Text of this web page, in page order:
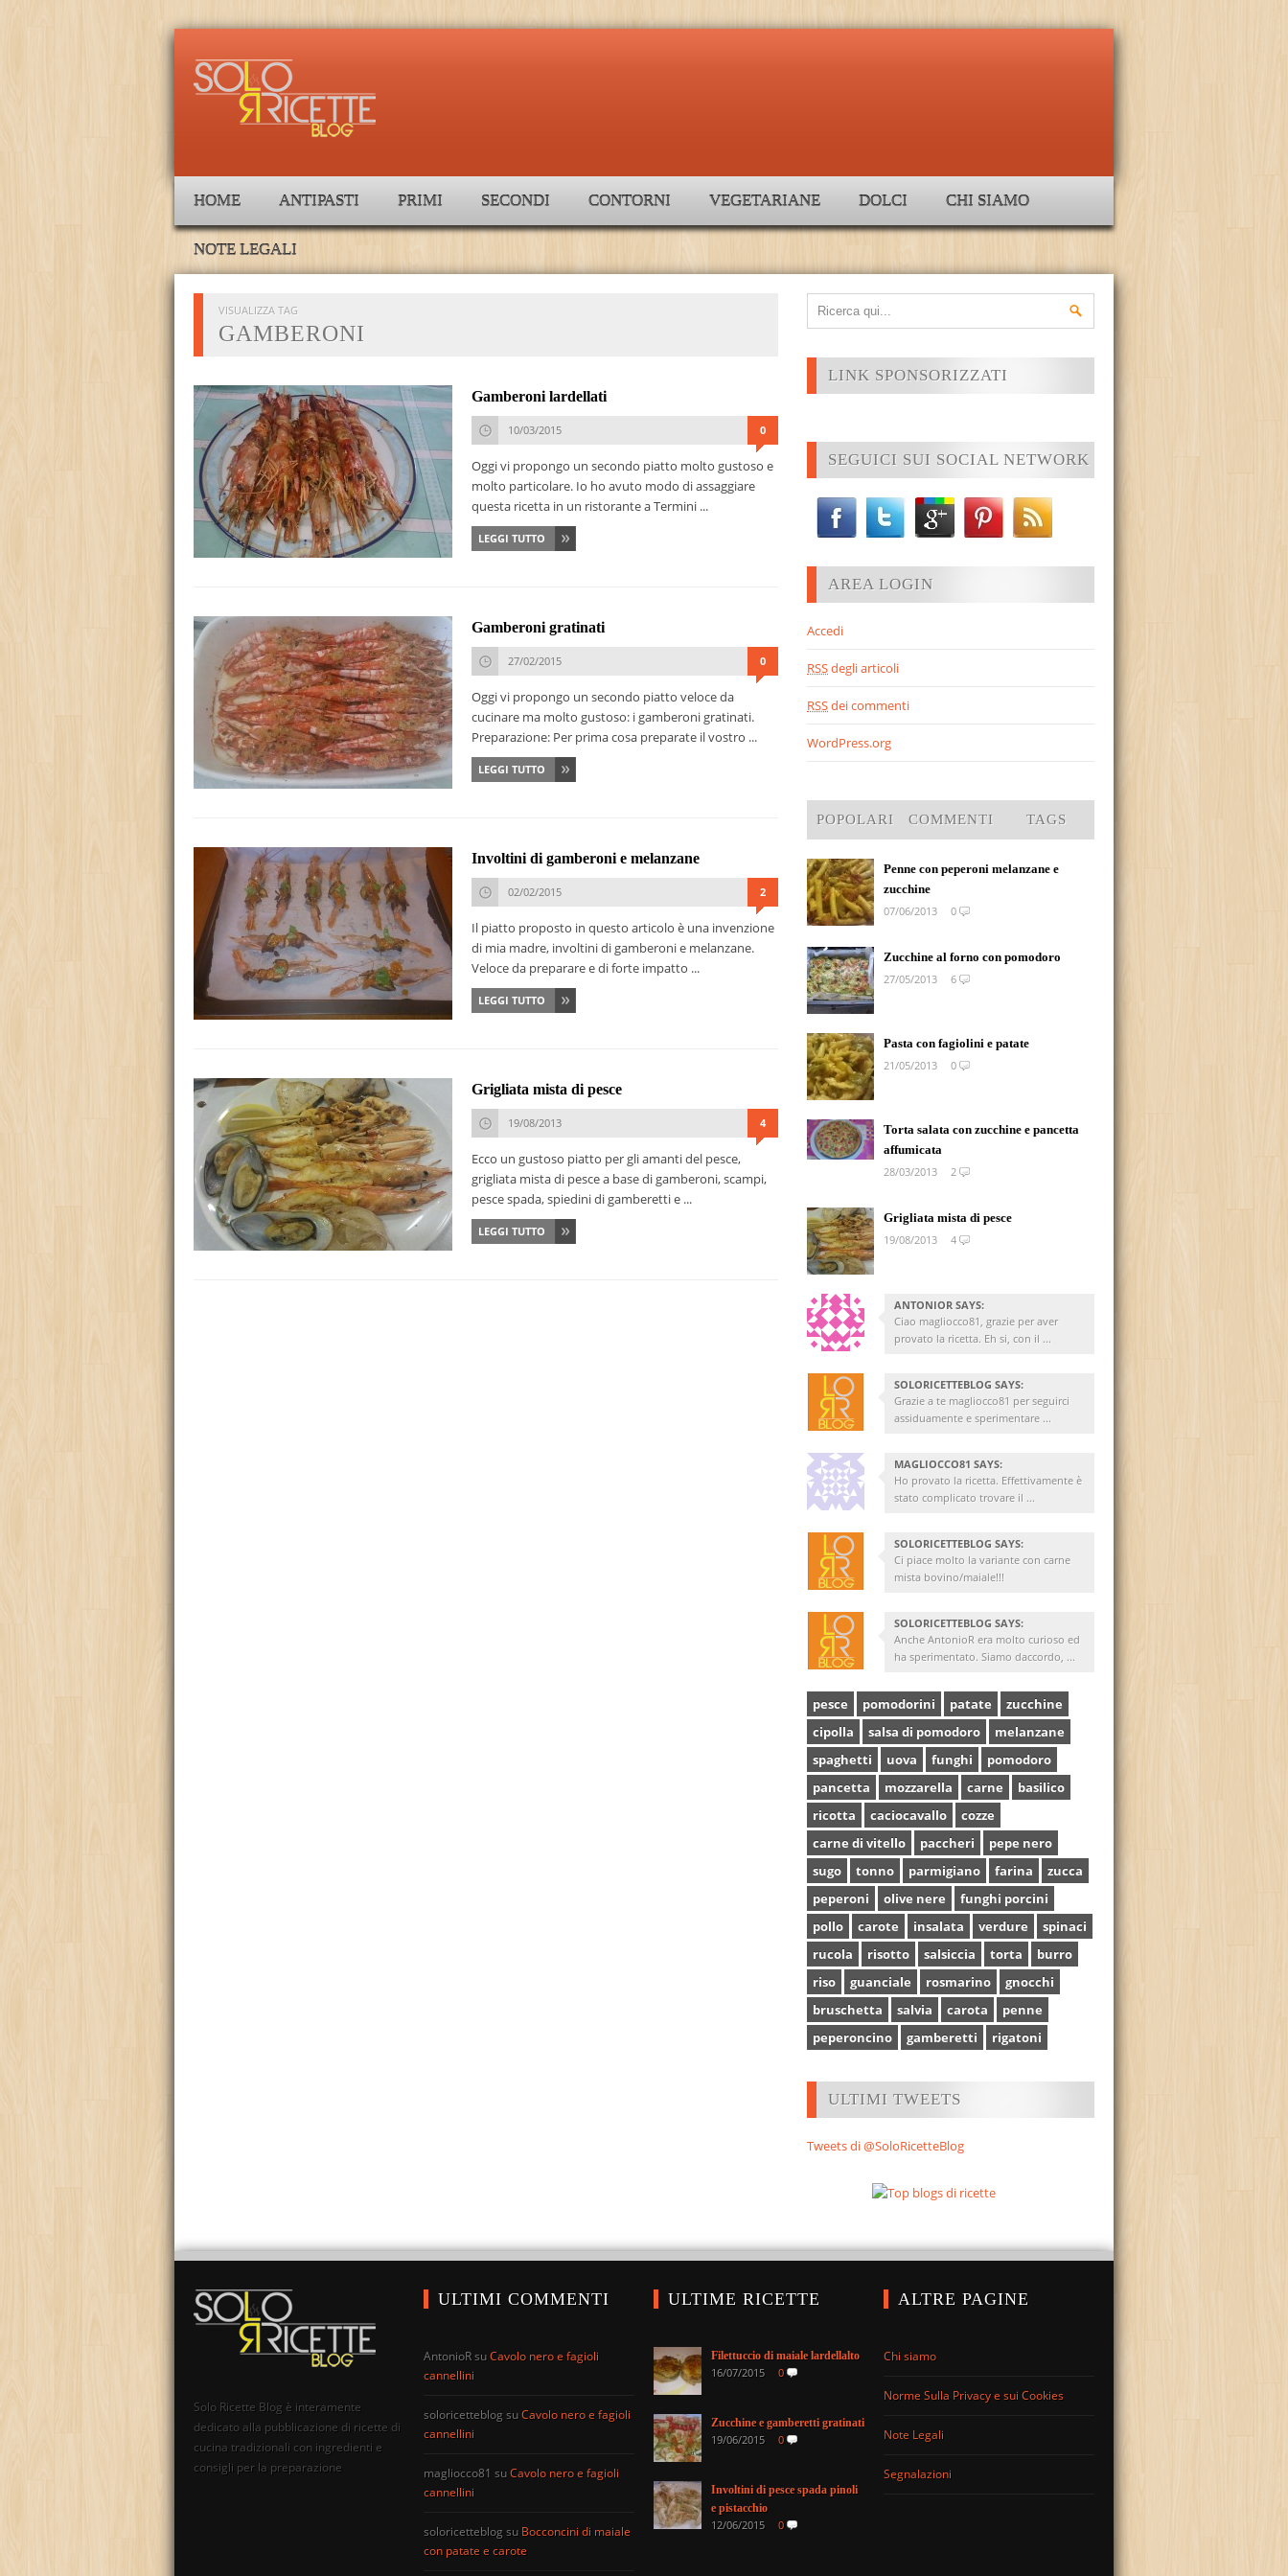
HOME ANTIPASTI PRIMI SECONDI CONTORNI VEGETARIANE DOLCI CHI SIAMO
NOTE LEGALI
VISUALIZZA TAG
GAMBERONI
Gamberoni lardellati
10/03/2015 0
Oggi vi propongo un secondo piatto molto gustoso e
molto particolare. Io ho avuto modo di assaggiare
questa ricetta in un ristorante a Termini ...
LEGGI TUTTO
Gamberoni gratinati
27/02/2015 0
Oggi vi propongo un secondo piatto veloce da
cucinare ma molto gustoso: i gamberoni gratinati.
Preparazione: Per prima cosa preparate il vostro ...
LEGGI TUTTO
Involtini di gamberoni e melanzane
02/02/2015 2
Il piatto proposto in questo articolo è una invenzione
di mia madre, involtini di gamberoni e melanzane.
Veloce da preparare e di forte impatto ...
LEGGI TUTTO
Grigliata mista di pesce
19/08/2013 4
Ecco un gustoso piatto per gli amanti del pesce,
grigliata mista di pesce a base di gamberoni, scampi,
pesce spada, spiedini di gamberetti e ...
LEGGI TUTTO
LINK SPONSORIZZATI
SEGUICI SUI SOCIAL NETWORK
AREA LOGIN
Accedi
RSSdegli articoli
RSSdei commenti
WordPress.org
POPOLARI COMMENTI TAGS
Penne con peperoni melanzane e
zucchine
07/06/2013
0
Zucchine al forno con pomodoro
27/05/2013
6
Pasta con fagiolini e patate
21/05/2013
0
Torta salata con zucchine e pancetta
affumicata
28/03/2013
2
Grigliata mista di pesce
19/08/2013
4
ANTONIOR SAYS:
Ciao magliocco81, grazie per aver
provato la ricetta. Eh si, con il ...
SOLORICETTEBLOG SAYS:
Grazie a te magliocco81 per seguirci
assiduamente e sperimentare ...
MAGLIOCCO81 SAYS:
Ho provato la ricetta. Effettivamente è
stato complicato trovare il ...
SOLORICETTEBLOG SAYS:
Ci piace molto la variante con carne
mista bovino/maiale!!!
SOLORICETTEBLOG SAYS:
Anche AntonioR era molto curioso ed
ha sperimentato. Siamo daccordo, ...
pesce pomodorini patate
zucchine
cipolla
salsa di pomodoro
melanzane
spaghetti
uova funghi
pomodoro
pancetta
mozzarella carne
basilico
ricotta
caciocavallo
cozze
carne di vitello
paccheri
pepe nero
sugo
tonno parmigiano farina
zucca
peperoni
olive nere
funghi porcini
pollo
carote insalata verdure
spinaci
rucola
risotto salsiccia torta
burro
riso
guanciale rosmarino
gnocchi
bruschetta
salvia carota
penne
peperoncino
gamberetti rigatoni
ULTIMI TWEETS
Tweets di @SoloRicetteBlog
Solo Ricette Blog è interamente
dedicato alla pubblicazione di ricette di
cucina tradizionali con ingredienti e
consigli per la preparazione
ULTIMI COMMENTI
AntonioRsuCavolo nero e fagioli
cannellini
soloricetteblogsuCavolo nero e fagioli
cannellini
magliocco81 suCavolo nero e fagioli
cannellini
soloricetteblogsu Bocconcini di maiale
con patate e carote
ULTIME RICETTE
Filettuccio di maiale lardellalto
16/07/2015 0
Zucchine e gamberetti gratinati
19/06/2015 0
Involtini di pesce spada pinoli
e pistacchio
12/06/2015 0
ALTRE PAGINE
Chi siamo
Norme Sulla Privacy e sui Cookies
Note Legali
Segnalazioni